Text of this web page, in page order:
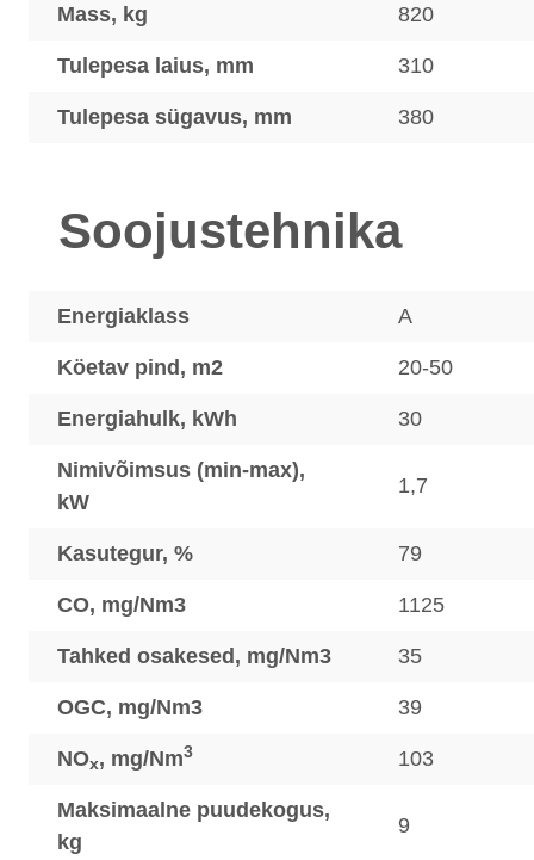
Mass, kg 820
Tulepesa laius, mm 310
Tulepesa sügavus, mm 380
Soojustehnika
Energiaklass A
Köetav pind, m2 20-50
Energiahulk, kWh 30
Nimivõimsus (min-max),
kW
1,7
Kasutegur, % 79
CO, mg/Nm3 1125
Tahked osakesed, mg/Nm3 35
OGC, mg/Nm3 39
NOx, mg/Nm3 103
Maksimaalne puudekogus,
kg
9